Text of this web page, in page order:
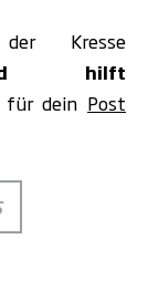
Kresse
und hilft
für dein Post